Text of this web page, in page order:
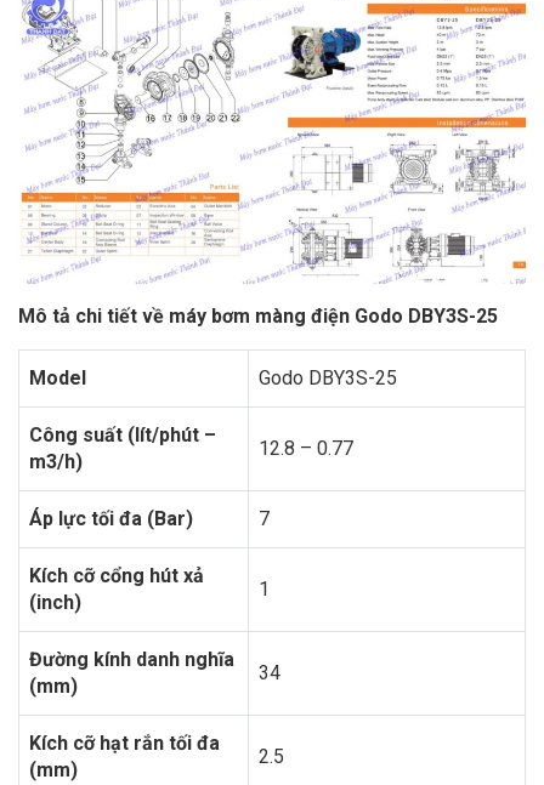
Mô tả chi tiết về máy bơm màng điện Godo DBY3S-25
Model Godo DBY3S-25
Công suất (lít/phút –
m3/h)
12.8 – 0.77
Áp lực tối đa (Bar) 7
Kích cỡ cổng hút xả
(inch)
1
Đường kính danh nghĩa
(mm)
34
Kích cỡ hạt rắn tối đa
(mm)
2.5